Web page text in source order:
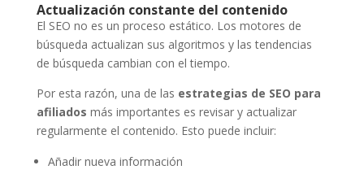
Actualización constante del contenido
El SEO no es un proceso estático. Los motores de
búsqueda actualizan sus algoritmos y las tendencias
de búsqueda cambian con el tiempo.
Por esta razón, una de las estrategias de SEO para
afiliados más importantes es revisar y actualizar
regularmente el contenido. Esto puede incluir:
Añadir nueva información